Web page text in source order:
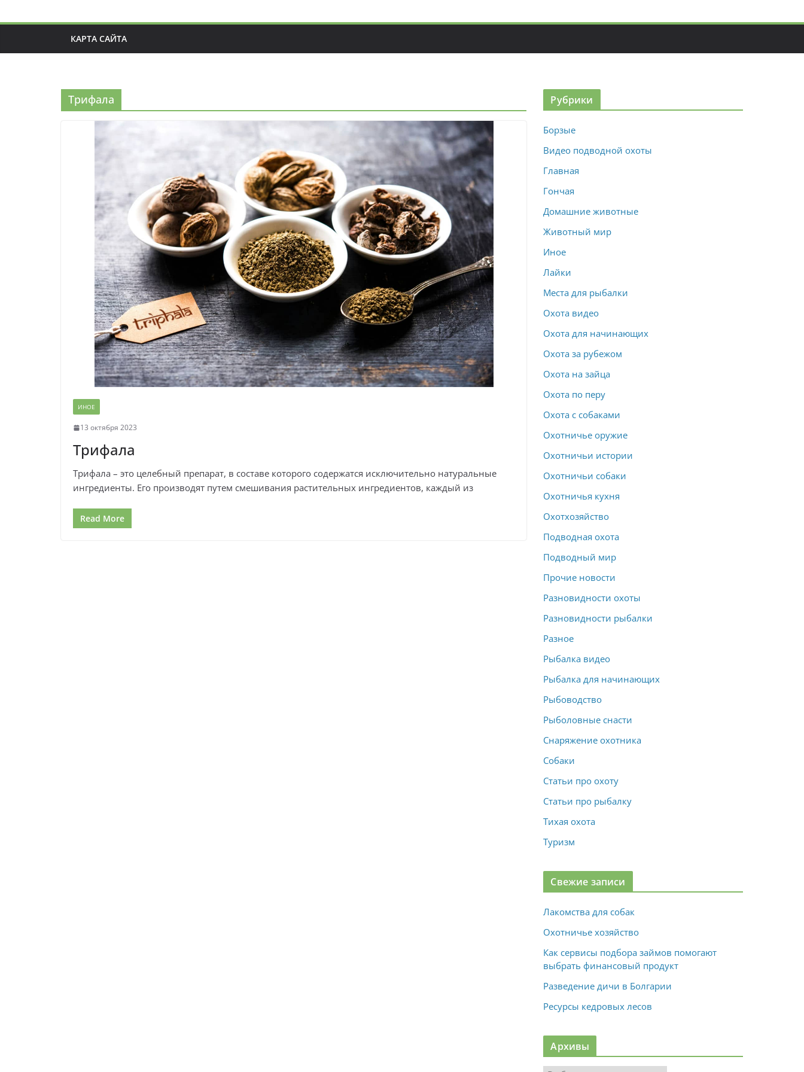
КАРТА САЙТА
Трифала
ИНОЕ
13 октября 2023
Трифала
Трифала – это целебный препарат, в составе которого содержатся исключительно натуральные
ингредиенты. Его производят путем смешивания растительных ингредиентов, каждый из
Read More
Рубрики
Борзые
Видео подводной охоты
Главная
Гончая
Домашние животные
Животный мир
Иное
Лайки
Места для рыбалки
Охота видео
Охота для начинающих
Охота за рубежом
Охота на зайца
Охота по перу
Охота с собаками
Охотничье оружие
Охотничьи истории
Охотничьи собаки
Охотничья кухня
Охотхозяйство
Подводная охота
Подводный мир
Прочие новости
Разновидности охоты
Разновидности рыбалки
Разное
Рыбалка видео
Рыбалка для начинающих
Рыбоводство
Рыболовные снасти
Снаряжение охотника
Собаки
Статьи про охоту
Статьи про рыбалку
Тихая охота
Туризм
Свежие записи
Лакомства для собак
Охотничье хозяйство
Как сервисы подбора займов помогают
выбрать финансовый продукт
Разведение дичи в Болгарии
Ресурсы кедровых лесов
Архивы